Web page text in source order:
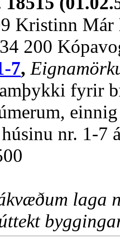
Kristinn Már
200
7,
fyrir
nr. 1-7
laga